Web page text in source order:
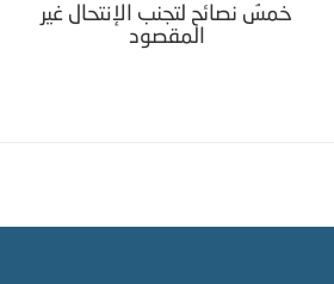
خمسُ نصائح لتجنب الإنتحال غير
المقصود